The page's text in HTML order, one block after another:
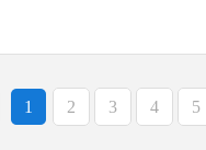
。主要回收各种玻璃绝
：XP-4.5，XP-70，
1 2 3 4 5